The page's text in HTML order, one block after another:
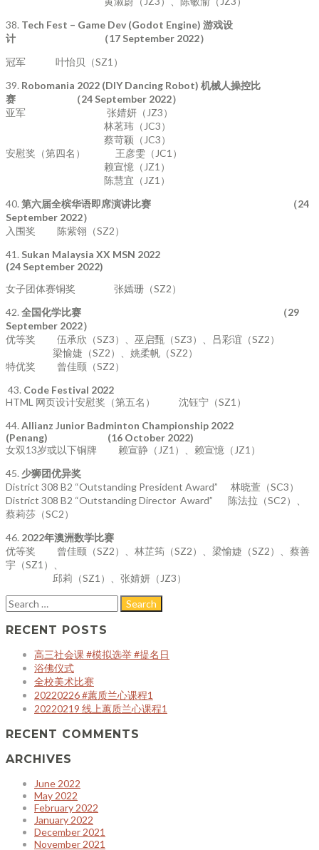
38. Tech Fest – Game Dev (Godot Engine) 游戏设
计
（17 September 2022）
冠军 叶怡贝（SZ1）
39. Robomania 2022 (DIY Dancing Robot) 机械人操控比
赛
（24 September 2022）
亚军 张婧妍（JZ3）
林茗玮（JC3）
蔡苛颖（JC3）
安慰奖（第四名） 王彦雯（JC1）
赖宣憶（JZ1）
陈慧宜（JZ1）
40. 第六届全槟华语即席演讲比赛 （24
September 2022）
入围奖 陈紫翎（SZ2）
41. Sukan Malaysia XX MSN 2022
(24 September 2022)
女子团体赛铜奖 张嫣珊（SZ2）
42. 全国化学比赛 （29
September 2022）
优等奖 伍承欣（SZ3）、巫启甄（SZ3）、吕彩谊（SZ2）
梁愉婕（SZ2）、姚柔帆（SZ2）
特优奖 曾佳颐（SZ2）
43. Code Festival 2022
HTML 网页设计安慰奖（第五名） 沈钰宁（SZ1）
44. Allianz Junior Badminton Championship 2022
(Penang) (16 October 2022)
女双13岁或以下铜牌 赖宣静（JZ1）、赖宣憶（JZ1）
45. 少狮团优异奖
District 308 B2 “Outstanding President Award” 林晓萱（SC3）
District 308 B2 “Outstanding Director Award” 陈法拉（SC2）、
蔡莉莎（SC2）
46. 2022年澳洲数学比赛
优等奖 曾佳颐（SZ2）、林芷筠（SZ2）、梁愉婕（SZ2）、蔡善
宇（SZ1）、
邱莉（SZ1）、张婧妍（JZ3）
RECENT POSTS
高三社会课 #模拟选举 #提名日
浴佛仪式
全校美术比赛
20220226 #蕙质兰心课程1
20220219 线上蕙质兰心课程1
RECENT COMMENTS
ARCHIVES
June 2022
May 2022
February 2022
January 2022
December 2021
November 2021